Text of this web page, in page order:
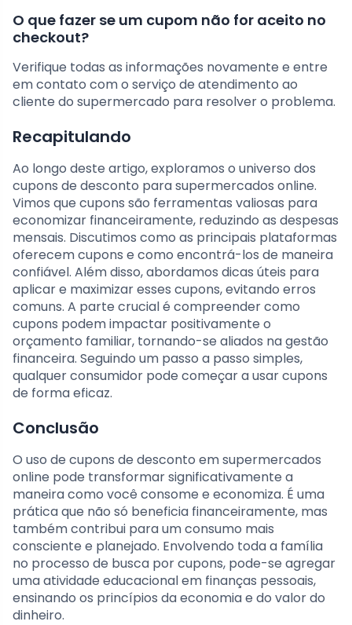
O que fazer se um cupom não for aceito no
checkout?
Verifique todas as informações novamente e entre
em contato com o serviço de atendimento ao
cliente do supermercado para resolver o problema.
Recapitulando
Ao longo deste artigo, exploramos o universo dos
cupons de desconto para supermercados online.
Vimos que cupons são ferramentas valiosas para
economizar financeiramente, reduzindo as despesas
mensais. Discutimos como as principais plataformas
oferecem cupons e como encontrá-los de maneira
confiável. Além disso, abordamos dicas úteis para
aplicar e maximizar esses cupons, evitando erros
comuns. A parte crucial é compreender como
cupons podem impactar positivamente o
orçamento familiar, tornando-se aliados na gestão
financeira. Seguindo um passo a passo simples,
qualquer consumidor pode começar a usar cupons
de forma eficaz.
Conclusão
O uso de cupons de desconto em supermercados
online pode transformar significativamente a
maneira como você consome e economiza. É uma
prática que não só beneficia financeiramente, mas
também contribui para um consumo mais
consciente e planejado. Envolvendo toda a família
no processo de busca por cupons, pode-se agregar
uma atividade educacional em finanças pessoais,
ensinando os princípios da economia e do valor do
dinheiro.